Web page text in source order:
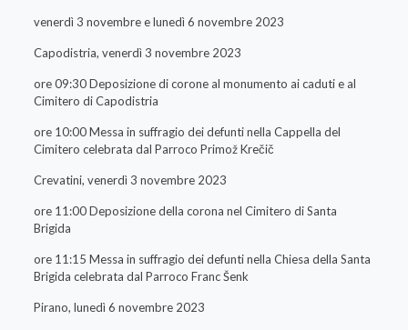
venerdì 3 novembre e lunedì 6 novembre 2023
Capodistria, venerdì 3 novembre 2023
ore 09:30 Deposizione di corone al monumento ai caduti e al
Cimitero di Capodistria
ore 10:00 Messa in suffragio dei defunti nella Cappella del
Cimitero celebrata dal Parroco Primož Krečič
Crevatini, venerdì 3 novembre 2023
ore 11:00 Deposizione della corona nel Cimitero di Santa
Brigida
ore 11:15 Messa in suffragio dei defunti nella Chiesa della Santa
Brigida celebrata dal Parroco Franc Šenk
Pirano, lunedì 6 novembre 2023